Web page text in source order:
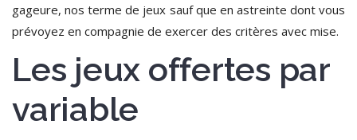
gageure, nos terme de jeux sauf que en astreinte dont vous
prévoyez en compagnie de exercer des critères avec mise.
Les jeux offertes par
variable